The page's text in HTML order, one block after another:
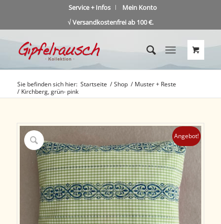
Service + Infos
Mein Konto
√ Versandkostenfrei ab 100 €.
Sie befinden sich hier: Startseite / Shop / Muster + Reste
/ Kirchberg, grün- pink
Angebot!